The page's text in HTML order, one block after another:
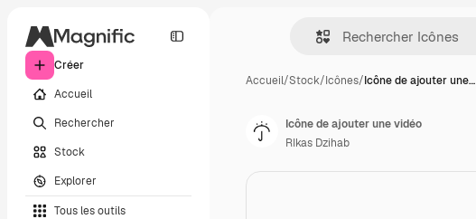
Créer
Accueil
Rechercher
Stock
Explorer
Tous les outils
Accueil/Stock/Icônes/Icône de ajouter une…
Icône de ajouter une vidéo
RIkas Dzihab